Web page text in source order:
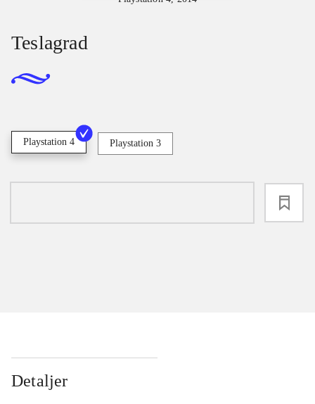
Teslagrad
Playstation 4 Playstation 3
Detaljer